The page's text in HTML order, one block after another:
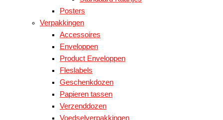
Posters
Verpakkingen
Accessoires
Enveloppen
Product Enveloppen
Fleslabels
Geschenkdozen
Papieren tassen
Verzenddozen
Voedselverpakkingen